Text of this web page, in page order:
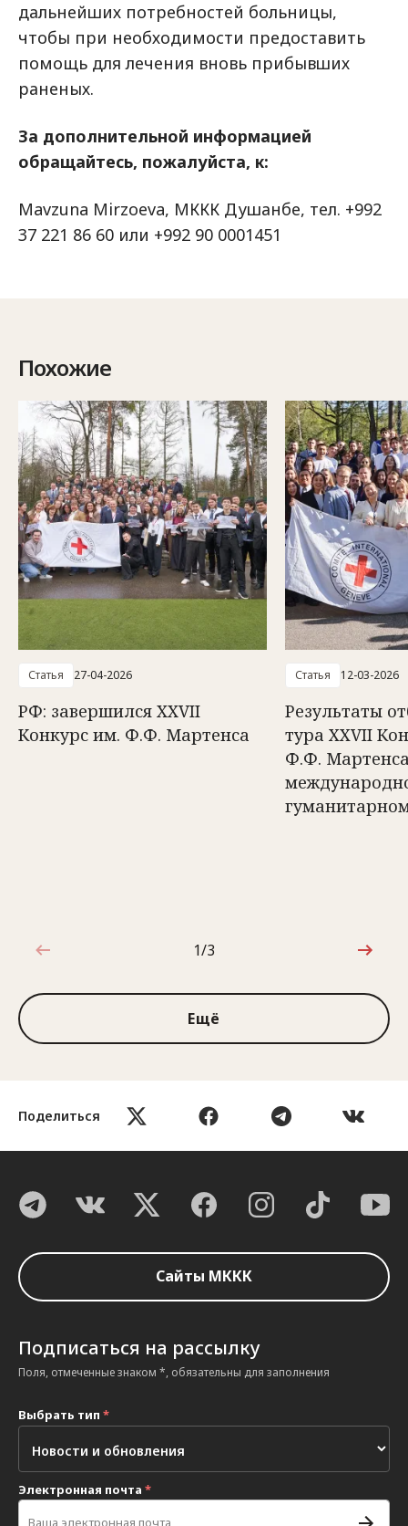
Поделиться
дальнейших потребностей больницы,
чтобы при необходимости предоставить
помощь для лечения вновь прибывших
раненых.
За дополнительной информацией
обращайтесь, пожалуйста, к:
Mavzuna Mirzoeva, МККК Душанбе, тел. +992
37 221 86 60 или +992 90 0001451
Похожие
Статья 27-04-2026
РФ: завершился XXVII
Конкурс им. Ф.Ф. Мартенса
Статья 12-03-2026
Результаты
тура ХХVII
Ф.Ф.
1 из 3
1/3
Ещё
Сайты МККК
Подписаться на рассылку
Поля, отмеченные знаком *, обязательны для заполнения
Выбрать тип *
Электронная почта *